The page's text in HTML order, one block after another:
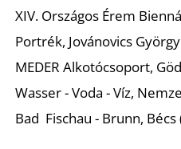
XIV. Országos Érem
Portrék, Jovánovics
MEDER Alkotócsoport,
Wasser - Voda - Víz,
Bad Fischau - Brunn,